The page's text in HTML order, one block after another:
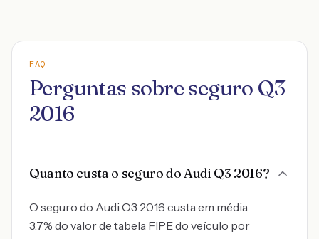
FAQ
Perguntas sobre seguro Q3
2016
Quanto custa o seguro do Audi Q3 2016?
O seguro do Audi Q3 2016 custa em média
3.7% do valor de tabela FIPE do veículo por